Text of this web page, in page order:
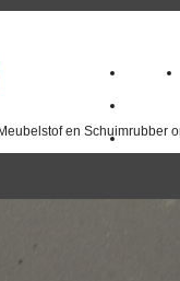
en Schuimrubber
Home